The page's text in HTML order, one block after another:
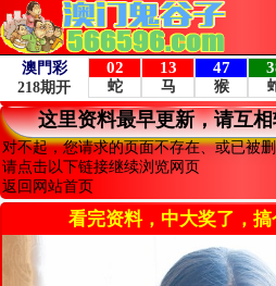
这里资料最早更新，请互
对不起，您请求的页面不存在、或已被
请点击以下链接继续浏览网页
返回网站首页
看完资料，中大奖了，搞